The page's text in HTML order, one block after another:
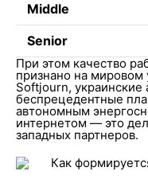
Middle
Senior
При этом качество
признано на
Softjourn, украинские
беспрецедентные
автономным
интернетом — это
западных партнеров.